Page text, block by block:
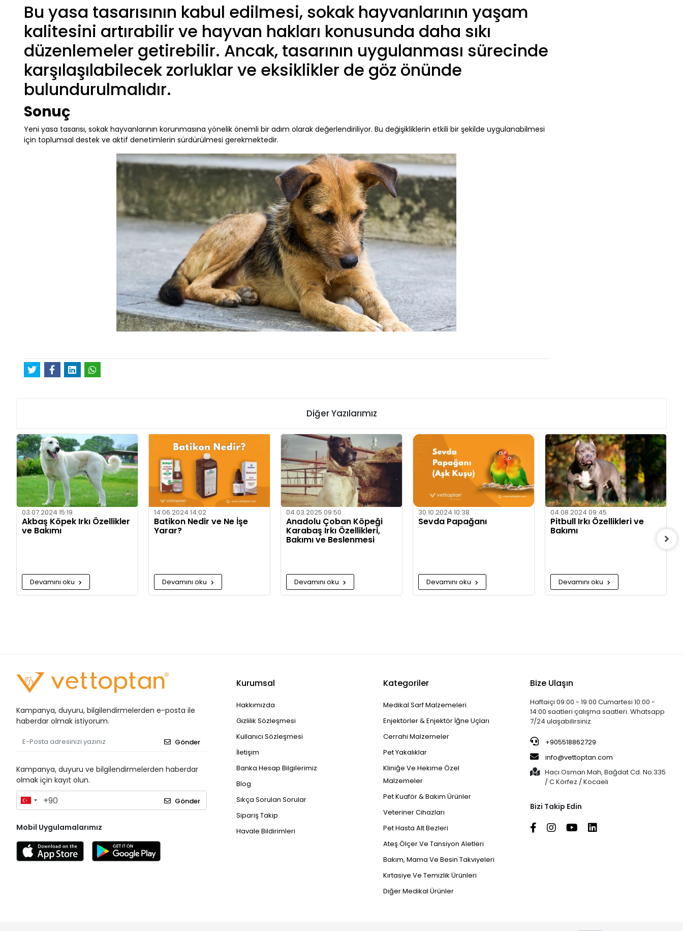
Bu yasa tasarısının kabul edilmesi, sokak hayvanlarının yaşam
kalitesini artırabilir ve hayvan hakları konusunda daha sıkı
düzenlemeler getirebilir. Ancak, tasarının uygulanması sürecinde
karşılaşılabilecek zorluklar ve eksiklikler de göz önünde
bulundurulmalıdır.
Sonuç
Yeni yasa tasarısı, sokak hayvanlarının korunmasına yönelik önemli bir adım olarak değerlendiriliyor. Bu değişikliklerin etkili bir şekilde uygulanabilmesi
için toplumsal destek ve aktif denetimlerin sürdürülmesi gerekmektedir.
Diğer Yazılarımız
03.07.2024 15:19
Akbaş Köpek Irkı Özellikler
ve Bakımı
Devamını oku
14.06.2024 14:02
Batikon Nedir ve Ne İşe
Yarar?
Devamını oku
04.03.2025 09:50
Anadolu Çoban Köpeği
Karabaş Irkı Özellikleri,
Bakımı ve Beslenmesi
Devamını oku
30.10.2024 10:38
Sevda Papağanı
Devamını oku
04.08.2024 09:45
Pitbull Irkı Özellikleri ve
Bakımı
Devamını oku
Kampanya, duyuru, bilgilendirmelerden e-posta ile
haberdar olmak istiyorum.
Gönder
Kampanya, duyuru ve bilgilendirmelerden haberdar
olmak için kayıt olun.
Gönder
Mobil Uygulamalarımız
Kurumsal
Hakkımızda
Gizlilik Sözleşmesi
Kullanıcı Sözleşmesi
İletişim
Banka Hesap Bilgilerimiz
Blog
Sıkça Sorulan Sorular
Sipariş Takip
Havale Bildirimleri
Kategoriler
Medikal Sarf Malzemeleri
Enjektörler & Enjektör İğne Uçları
Cerrahi Malzemeler
Pet Yakalıklar
Kliniğe Ve Hekime Özel
Malzemeler
Pet Kuaför & Bakım Ürünler
Veteriner Cihazları
Pet Hasta Alt Bezleri
Ateş Ölçer Ve Tansiyon Aletleri
Bakım, Mama Ve Besin Takviyeleri
Kırtasiye Ve Temizlik Ürünleri
Diğer Medikal Ürünler
Bize Ulaşın
Haftaiçi 09:00 - 19:00 Cumartesi 10:00 -
14:00 saatleri çalışma saatleri. Whatsapp
7/24 ulaşabilirsiniz.
+905518862729
info@vettoptan.com
Hacı Osman Mah, Bağdat Cd. No:335
/ C Körfez / Kocaeli
Bizi Takip Edin